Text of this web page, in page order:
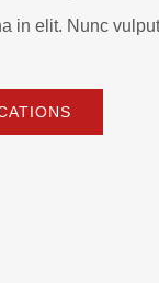
in elit. Nunc